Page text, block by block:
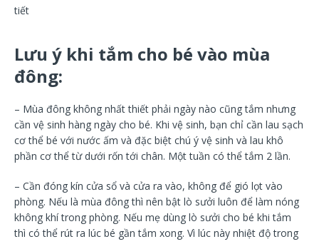
tiết
Lưu ý khi tắm cho bé vào mùa
đông:
– Mùa đông không nhất thiết phải ngày nào cũng tắm nhưng
cần vệ sinh hàng ngày cho bé. Khi vệ sinh, bạn chỉ cần lau sạch
cơ thể bé với nước ấm và đặc biệt chú ý vệ sinh và lau khô
phần cơ thể từ dưới rốn tới chân. Một tuần có thể tắm 2 lần.
– Cần đóng kín cửa sổ và cửa ra vào, không để gió lọt vào
phòng. Nếu là mùa đông thì nên bật lò sưởi luôn để làm nóng
không khí trong phòng. Nếu mẹ dùng lò sưởi cho bé khi tắm
thì có thể rút ra lúc bé gần tắm xong. Vì lúc này nhiệt độ trong